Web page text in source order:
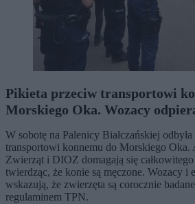
Pikieta przeciw transportowi
Morskiego Oka. Wozacy
W sobotę na Palenicy Białczańskiej
transportowi konnemu do Morskiego
Zwierząt i DIOZ domagają się
twierdząc, że konie są męczone. Wozacy i
wskazują, że zwierzęta są corocznie
regulaminem TPN.